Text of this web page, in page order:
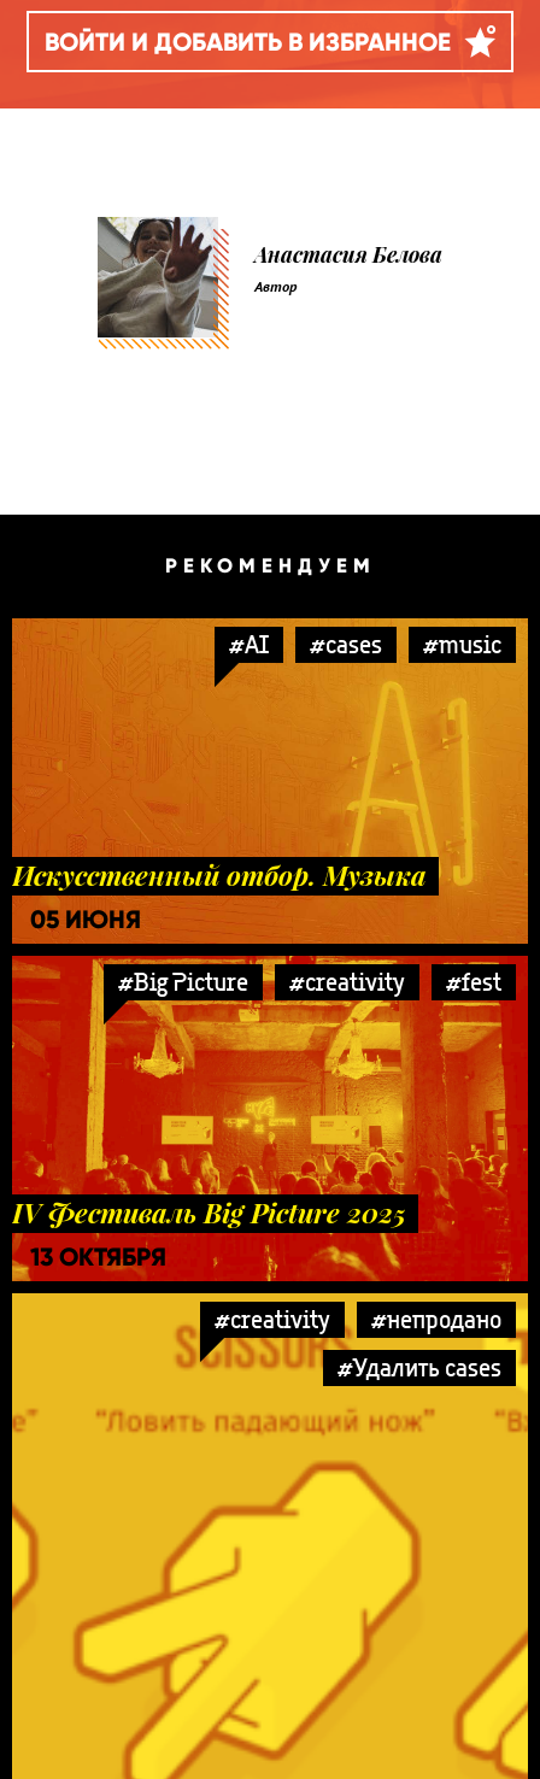
ВОЙТИ И ДОБАВИТЬ В ИЗБРАННОЕ
Анастасия Белова
Автор
РЕКОМЕНДУЕМ
#AI #cases #music
Искусственный отбор. Музыка
05 ИЮНЯ
#Big Picture #creativity #fest
IV Фестиваль Big Picture 2025
13 ОКТЯБРЯ
#creativity
#непродано
#Удалить cases